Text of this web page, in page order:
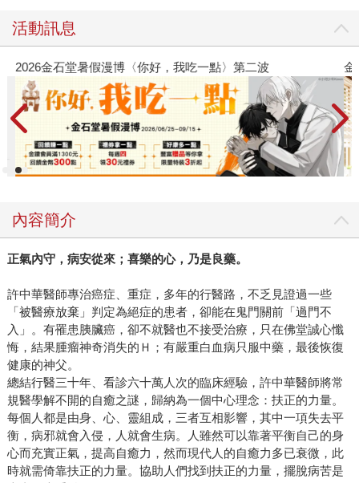
活動訊息
2026金石堂暑假漫博〈你好，我吃一點〉第二波 金
內容簡介
正氣內守，病安從來；喜樂的心，乃是良藥。
許中華醫師專治癌症、重症，多年的行醫路，不乏見證過一些
「被醫療放棄」判定為絕症的患者，卻能在鬼門關前「過門不
入」。有罹患胰臟癌，卻不就醫也不接受治療，只在佛堂誠心懺
悔，結果腫瘤神奇消失的Ｈ；有嚴重白血病只服中藥，最後恢復
健康的神父。
總結行醫三十年、看診六十萬人次的臨床經驗，許中華醫師將常
規醫學解不開的自癒之謎，歸納為一個中心理念：扶正的力量。
每個人都是由身、心、靈組成，三者互相影響，其中一項失去平
衡，病邪就會入侵，人就會生病。人雖然可以靠著平衡自己的身
心而充實正氣，提高自癒力，然而現代人的自癒力多已衰微，此
時就需倚靠扶正的力量。協助人們找到扶正的力量，擺脫病苦是